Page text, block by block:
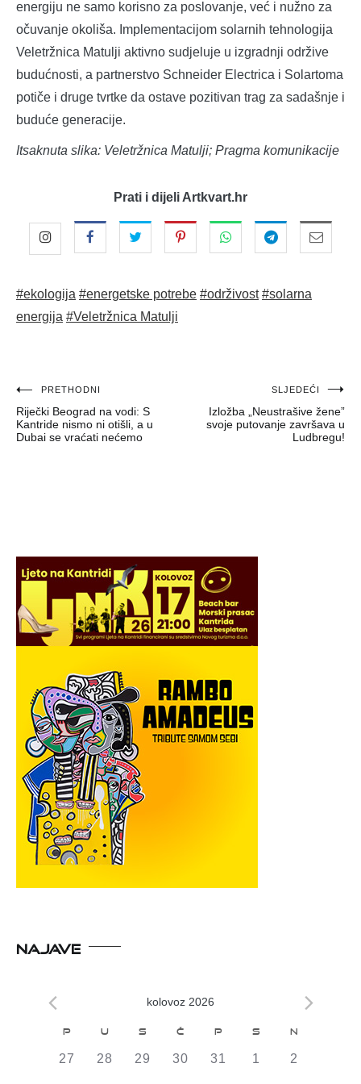
energiju ne samo korisno za poslovanje, već i nužno za
očuvanje okoliša. Implementacijom solarnih tehnologija
Veletržnica Matulji aktivno sudjeluje u izgradnji održive
budućnosti, a partnerstvo Schneider Electrica i Solartoma
potiče i druge tvrtke da ostave pozitivan trag za sadašnje i
buduće generacije.
Itsaknuta slika: Veletržnica Matulji; Pragma komunikacije
Prati i dijeli Artkvart.hr
#ekologija #energetske potrebe #održivost #solarna
energija #Veletržnica Matulji
Navigacija
objava
PRETHODNI
Riječki Beograd na vodi: S
Kantride nismo ni otišli, a u
Dubai se vraćati nećemo
SLJEDEĆI
Izložba „Neustrašive žene”
svoje putovanje završava u
Ludbregu!
NAJAVE
kolovoz 2026
Kalendar
od
P U S Č P S N
0
27
0
28
0
29
0
30
0
31
0
1
0
2